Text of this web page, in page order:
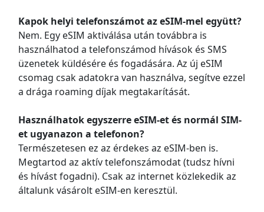
Kapok helyi telefonszámot az eSIM-mel együtt?
Nem. Egy eSIM aktiválása után továbbra is
használhatod a telefonszámod hívások és SMS
üzenetek küldésére és fogadására. Az új eSIM
csomag csak adatokra van használva, segítve ezzel
a drága roaming díjak megtakarítását.
Használhatok egyszerre eSIM-et és normál SIM-
et ugyanazon a telefonon?
Természetesen ez az érdekes az eSIM-ben is.
Megtartod az aktív telefonszámodat (tudsz hívni
és hívást fogadni). Csak az internet közlekedik az
általunk vásárolt eSIM-en keresztül.